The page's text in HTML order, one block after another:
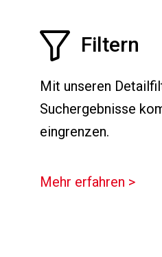
Filtern
Mit unseren
Suchergebnisse
eingrenzen.
Mehr erfahren >